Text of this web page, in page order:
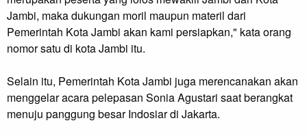
Jambi, maka dukungan moril maupun materil dari
Pemerintah Kota Jambi akan kami persiapkan," kata orang
nomor satu di kota Jambi itu.
Selain itu, Pemerintah Kota Jambi juga merencanakan akan
menggelar acara pelepasan Sonia Agustari saat berangkat
menuju panggung besar Indosiar di Jakarta.